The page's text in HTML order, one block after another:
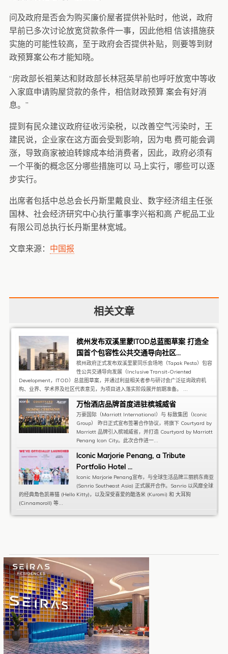
问及政府是否会为购买廉价屋者提供补贴时，他说，政府
早前已多次讨论放宽贷款条件一事，因此他相 信该措施获
实施的可能性较高，至于政府会否提供补贴，则要等到财
政预算案公布才能知晓。
“房政部长祖莱达和财政部长林冠英早前也呼吁放宽中等收
入家庭申请购屋贷款的条件，相信财政预算 案会有好消
息。”
提到有民众建议政府征收污染税，以改善空气污染时，王
建民说，企业家在这方面会受到影响，因为电 费可能会调
涨，导致商家被迫转嫁成本给消费者，因此，政府必须有
一个平衡的概念区分哪些措施可以 马上实行，哪些可以逐
步实行。
出席者包括中总总会长丹斯里戴良业、数字经济组主任张
国林、社会经济研究中心执行董事李兴裕和高 产柅品工业
有限公司总执行长丹斯里林宽城。
文章来源： 中国报
相关文章
槟州发布双溪里蒙ITOD总蓝图草案 打造全
国首个包容性公共交通导向社区...
槟州政府正式发布双溪里蒙同乐会场地（Tapak Pesta）包容
性公共交通导向发展（Inclusive Transit-Oriented
Development，ITOD）总蓝图草案，并通过利益相关者参与研讨会广泛征询政府机
构、业界、学术界及社区代表意见，为项目进入落实阶段展开前期准备。 ...
万怡酒店品牌首度进驻槟城威省
万豪国际（Marriott International）与 标致集团（Iconic
Group） 昨日正式宣布签署合作协议，将旗下 Courtyard by
Marriott 品牌引入槟城威省，并打造 Courtyard by Marriott
Penang Icon City。此次合作进一...
Iconic Marjorie Penang, a Tribute
Portfolio Hotel ...
Iconic Marjorie Penang宣布，与全球生活品牌三丽鸥东南亚
(Sanrio Southeast Asia) 正式展开合作。Sanrio 以风靡全球
的经典角色凯蒂猫 (Hello Kitty)，以及深受喜爱的酷洛米 (Kuromi) 和 大耳狗
(Cinnamoroll) 等...